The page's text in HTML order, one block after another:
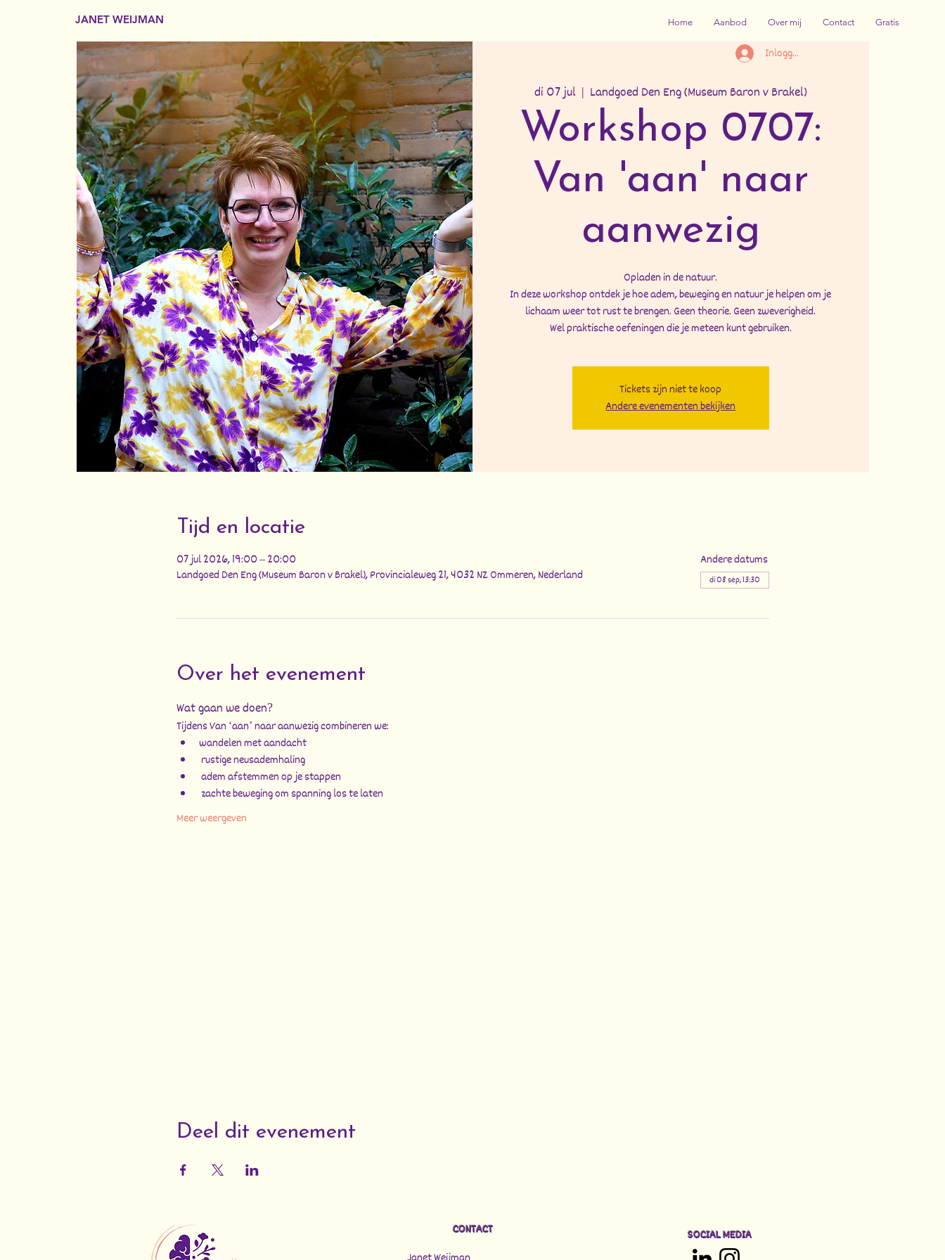
JANET WEIJMAN Home Aanbod Over mij Contact Gratis
Inloggen
di 07 jul
  |
Landgoed Den Eng (Museum Baron v Brakel)
Workshop 0707:
Van 'aan' naar
aanwezig
Opladen in de natuur.
In deze workshop ontdek je hoe adem, beweging en natuur je helpen om je
lichaam weer tot rust te brengen. Geen theorie. Geen zweverigheid.
Wel praktische oefeningen die je meteen kunt gebruiken.
Tickets zijn niet te koop
Andere evenementen bekijken
Tijd en locatie
07 jul 2026, 19:00 – 20:00
Landgoed Den Eng (Museum Baron v Brakel), Provincialeweg 21, 4032 NZ Ommeren, Nederland
Andere datums
di 08 sep, 13:30
Over het evenement
Wat gaan we doen?
Tijdens Van ‘aan’ naar aanwezig combineren we:
wandelen met aandacht
rustige neusademhaling
adem afstemmen op je stappen
zachte beweging om spanning los te laten
Meer weergeven
Deel dit evenement
CONTACT
SOCIAL MEDIA